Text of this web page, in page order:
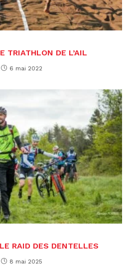
TRIATHLON DE L’AIL
6 mai 2022
RAID DES DENTELLES
8 mai 2025